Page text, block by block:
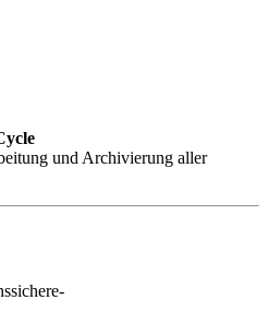
und Archivierung aller